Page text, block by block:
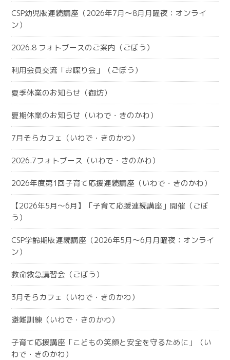
CSP幼児版連続講座（2026年7月～8月月曜夜：オンライ
ン）
2026.8 フォトブースのご案内（ごぼう）
利用会員交流「お喋り会」（ごぼう）
夏季休業のお知らせ（御坊）
夏期休業のお知らせ（いわで・きのかわ）
7月そらカフェ（いわで・きのかわ）
2026.7フォトブース（いわで・きのかわ）
2026年度第1回子育て応援連続講座（いわで・きのかわ）
【2026年5月～6月】「子育て応援連続講座」開催（ごぼ
う）
CSP学齢期版連続講座（2026年5月～6月月曜夜：オンライ
ン）
救命救急講習会（ごぼう）
3月そらカフェ（いわで・きのかわ）
避難訓練（いわで・きのかわ）
子育て応援講座「こどもの笑顔と安全を守るために」（い
わで・きのかわ）